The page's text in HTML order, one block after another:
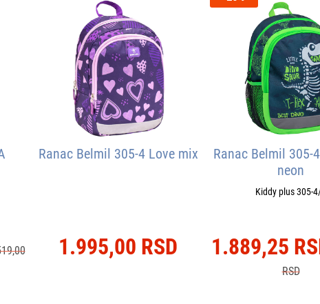
Ranac Belmil 305-4 Love mix
1.995,00 RSD
Ranac Belmil 305-
neon
Kiddy plus 305-
1.889,25
RSD